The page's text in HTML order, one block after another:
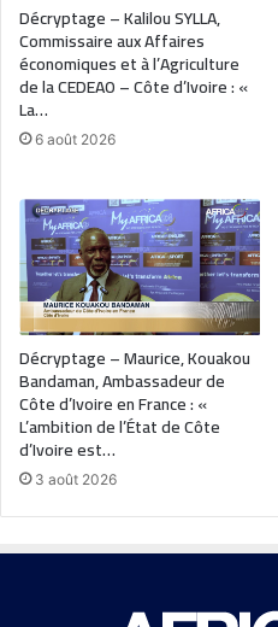
Décryptage – Kalilou SYLLA,
Commissaire aux Affaires
économiques et à l’Agriculture
de la CEDEAO – Côte d’Ivoire : «
La…
6 août 2026
Décryptage – Maurice, Kouakou
Bandaman, Ambassadeur de
Côte d’Ivoire en France : «
L’ambition de l’État de Côte
d’Ivoire est…
3 août 2026